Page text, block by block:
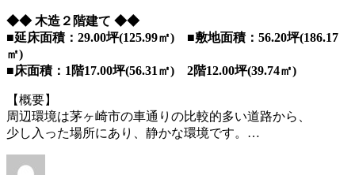
◆◆ 木造２階建て ◆◆
■延床面積：29.00坪(125.99㎡) ■敷地面積：56.20坪(186.17
㎡)
■床面積：1階17.00坪(56.31㎡) 2階12.00坪(39.74㎡)
【概要】
周辺環境は茅ヶ崎市の車通りの比較的多い道路から、
少し入った場所にあり、静かな環境です。…